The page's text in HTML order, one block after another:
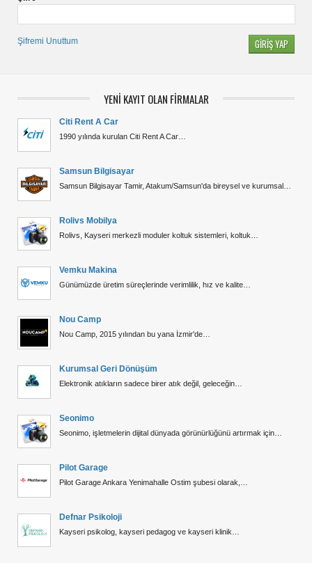
Şifremi Unuttum
YENİ KAYIT OLAN FİRMALAR
Citi Rent A Car
1990 yılında kurulan Citi Rent A Car…
Samsun Bilgisayar
Samsun Bilgisayar Tamir, Atakum/Samsun'da bireysel ve kurumsal…
Rolivs Mobilya
Rolivs, Kayseri merkezli moduler koltuk sistemleri, koltuk…
Vemku Makina
Günümüzde üretim süreçlerinde verimlilik, hız ve kalite…
Nou Camp
Nou Camp, 2015 yılından bu yana İzmir'de…
Kurumsal Geri Dönüşüm
Elektronik atıkların sadece birer atık değil, geleceğin…
Seonimo
Seonimo, işletmelerin dijital dünyada görünürlüğünü artırmak için…
Pilot Garage
Pilot Garage Ankara Yenimahalle Ostim şubesi olarak,…
Defnar Psikoloji
Kayseri psikolog, kayseri pedagog ve kayseri klinik…